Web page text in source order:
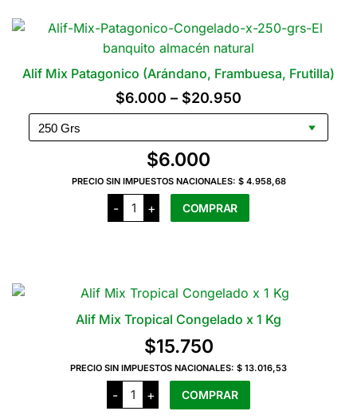
Alif Mix Patagonico (Arándano, Frambuesa, Frutilla)
$6.000 – $20.950
precios:
$6.000
$6.000
PRECIO SIN IMPUESTOS NACIONALES: $ 4.958,68
-
Alif
Mix
Patagonico
+ COMPRAR
varias
variantes.
opciones
se
pueden
elegir
Alif Mix Tropical Congelado x 1 Kg
$15.750
PRECIO SIN IMPUESTOS NACIONALES: $ 13.016,53
-
Alif
Mix
Tropical
+ COMPRAR